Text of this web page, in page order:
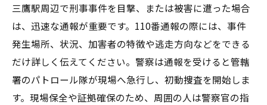
三鷹駅周辺で刑事事件を目撃、または被害に遭った場合
は、迅速な通報が重要です。110番通報の際には、事件
発生場所、状況、加害者の特徴や逃走方向などをできる
だけ詳しく伝えてください。警察は通報を受けると管轄
署のパトロール隊が現場へ急行し、初動捜査を開始しま
す。現場保全や証拠確保のため、周囲の人は警察官の指